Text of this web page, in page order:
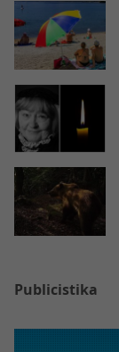
Publicistika